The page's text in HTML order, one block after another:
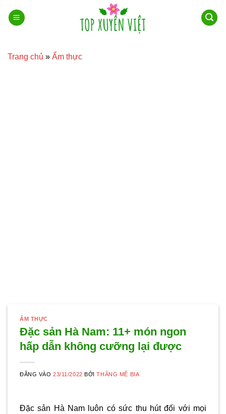
qua
Trang chủ » Ẩm thực
ẨM THỰC
Đặc sản Hà Nam: 11+ món ngon
hấp dẫn không cưỡng lại được
ĐĂNG VÀO23/11/2022 BỞITHẮNG MÊ BIA
Đặc sản Hà Nam luôn có sức thu hút đối với mọi